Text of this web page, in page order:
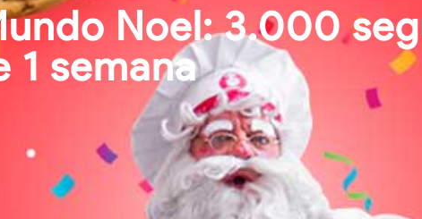
Noel: 3.000
1 semana